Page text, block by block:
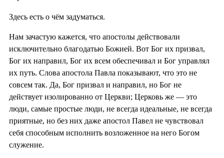
Здесь есть о чём задуматься.
Нам зачастую кажется, что апостолы действовали
исключительно благодатью Божией. Вот Бог их призвал,
Бог их направил, Бог их всем обеспечивал и Бог управлял
их путь. Слова апостола Павла показывают, что это не
совсем так. Да, Бог призвал и направил, но Бог не
действует изолированно от Церкви; Церковь же — это
люди, самые простые люди, не всегда идеальные, не всегда
приятные, но без них даже апостол Павел не чувствовал
себя способным исполнить возложенное на него Богом
служение.